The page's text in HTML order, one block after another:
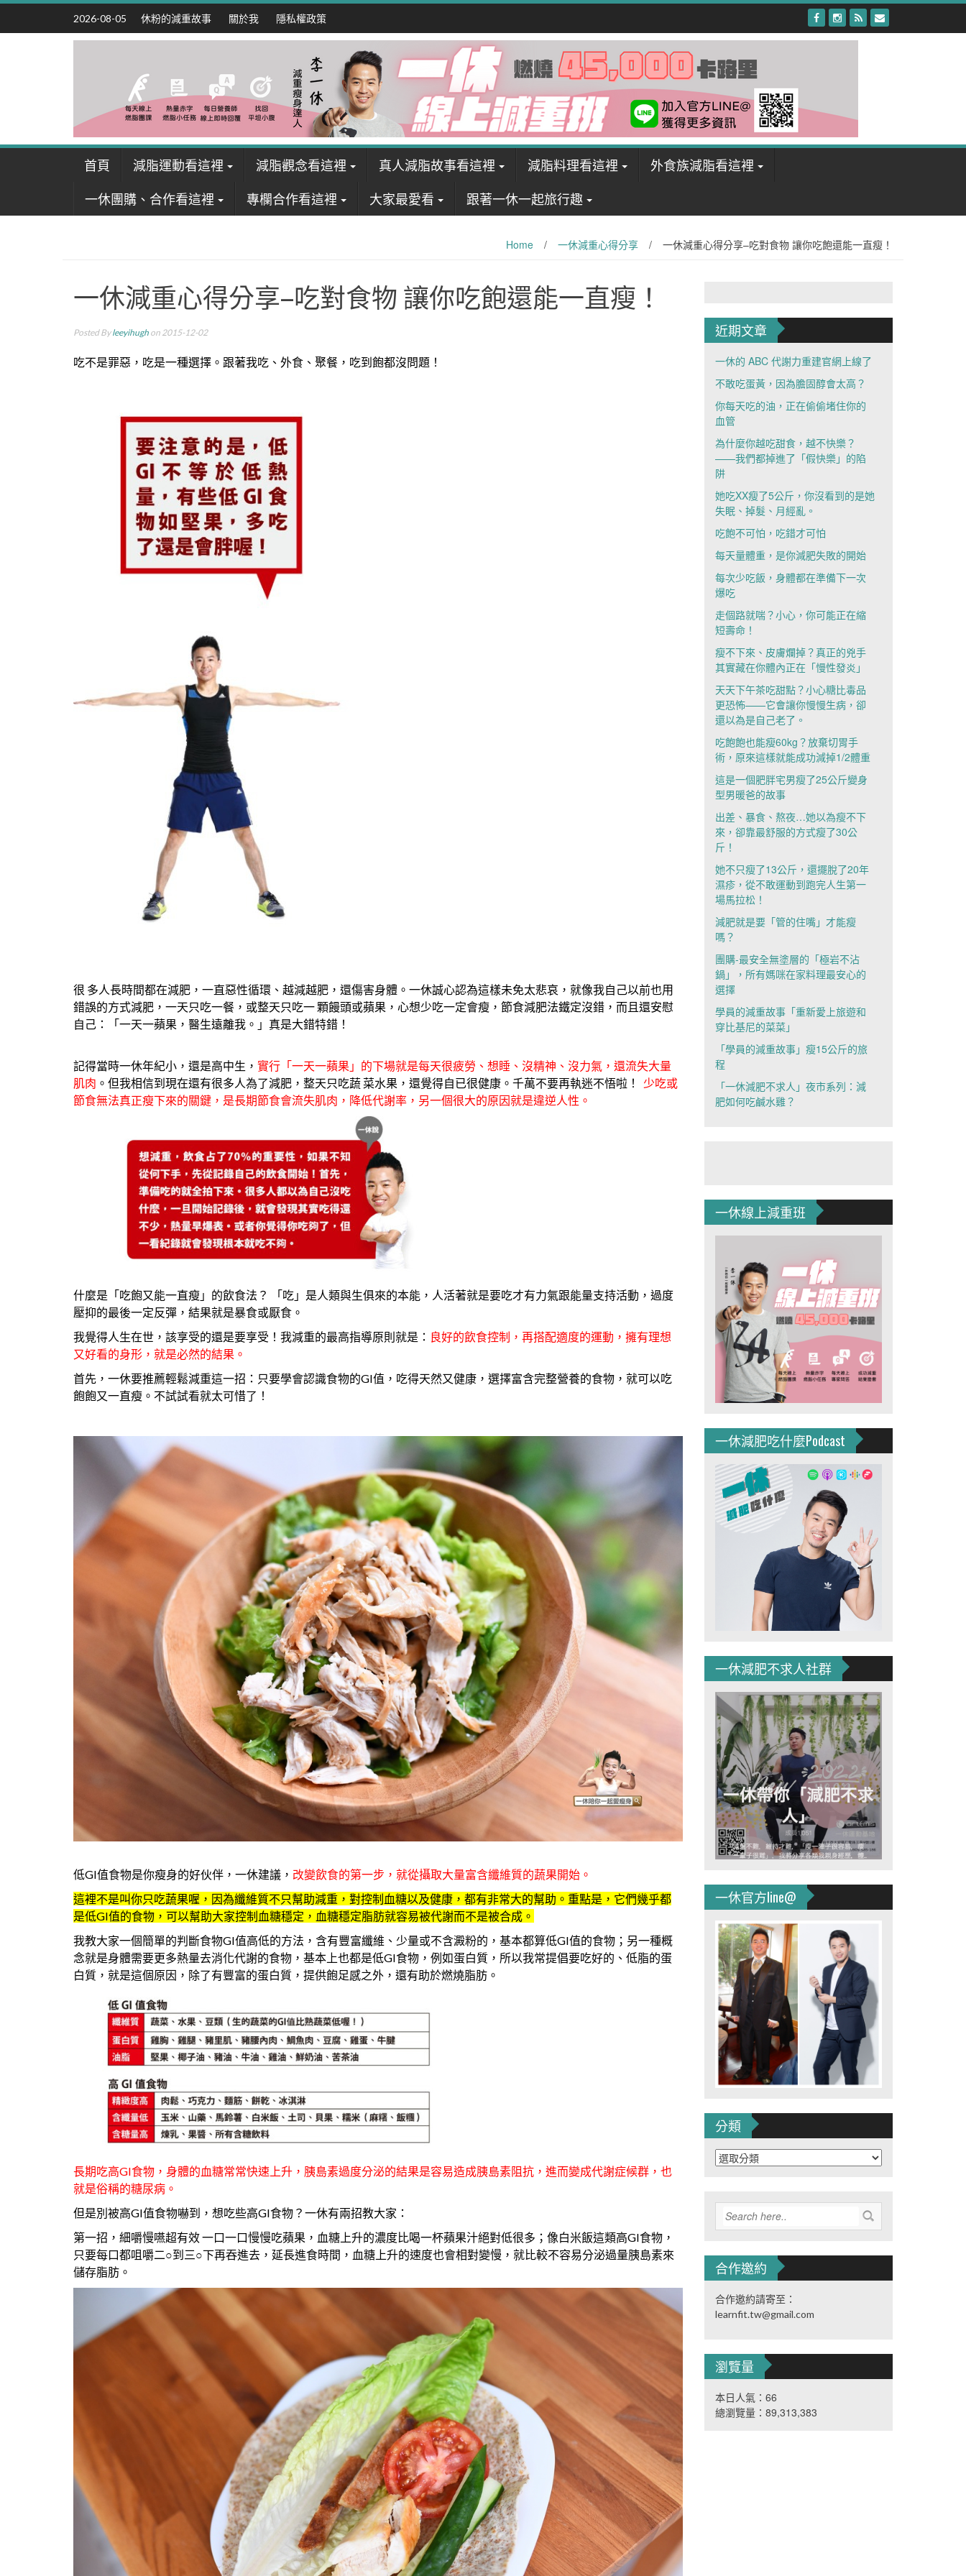
Skip
content
2026-08-05 休粉的減重故事 關於我 隱私權政策
首頁 減脂運動看這裡 減脂觀念看這裡 真人減脂故事看這裡 減脂料理看這裡
外食族減脂看這裡
一休團購、合作看這裡
專欄合作看這裡 大家最愛看 跟著一休一起旅行趣
Home / 一休減重心得分享 / 一休減重心得分享–吃對食物 讓你吃飽還能一直瘦！
一休減重心得分享–吃對食物 讓你吃飽還能一直瘦！
Posted Byleeyihugh on 2015-12-02
吃不是罪惡，吃是一種選擇。跟著我吃、外食、聚餐，吃到飽都沒問題！
很 多人長時間都在減肥，一直惡性循環、越減越肥，還傷害身體。一休誠心認為這樣未免太悲哀，就像我自己以前也用
錯誤的方式減肥，一天只吃一餐，或整天只吃一 顆饅頭或蘋果，心想少吃一定會瘦，節食減肥法鐵定沒錯，而且還安慰
自己：「一天一蘋果，醫生遠離我。」真是大錯特錯！
記得當時一休年紀小，還是高中生， 實行「一天一蘋果」的下場就是每天很疲勞、想睡、沒精神、沒力氣，還流失大量
肌肉 。但我相信到現在還有很多人為了減肥，整天只吃蔬 菜水果，還覺得自已很健康。千萬不要再執迷不悟啦！ 少吃或
節食無法真正瘦下來的關鍵，是長期節食會流失肌肉，降低代謝率，另一個很大的原因就是違逆人性。
什麼是「吃飽又能一直瘦」的飲食法？ 「吃」是人類與生俱來的本能，人活著就是要吃才有力氣跟能量支持活動，過度
壓抑的最後一定反彈，結果就是暴食或厭食。
我覺得人生在世，該享受的還是要享受！我減重的最高指導原則就是： 良好的飲食控制，再搭配適度的運動，擁有理想
又好看的身形，就是必然的結果。
首先，一休要推薦輕鬆減重這一招：只要學會認識食物的GI值，吃得天然又健康，選擇富含完整營養的食物，就可以吃
飽飽又一直瘦。不試試看就太可惜了！
低GI值食物是你瘦身的好伙伴，一休建議， 改變飲食的第一步，就從攝取大量富含纖維質的蔬果開始。
這裡不是叫你只吃蔬果喔，因為纖維質不只幫助減重，對控制血糖以及健康，都有非常大的幫助。重點是，它們幾乎都
是低GI值的食物，可以幫助大家控制血糖穩定，血糖穩定脂肪就容易被代謝而不是被合成。
我教大家一個簡單的判斷食物GI值高低的方法，含有豐富纖維、少量或不含澱粉的，基本都算低GI值的食物；另一種概
念就是身體需要更多熱量去消化代謝的食物，基本上也都是低GI食物，例如蛋白質，所以我常提倡要吃好的、低脂的蛋
白質，就是這個原因，除了有豐富的蛋白質，提供飽足感之外，還有助於燃燒脂肪。
長期吃高GI食物，身體的血糖常常快速上升，胰島素過度分泌的結果是容易造成胰島素阻抗，進而變成代謝症候群，也
就是俗稱的糖尿病。
但是別被高GI值食物嚇到，想吃些高GI食物？一休有兩招教大家：
第一招，細嚼慢嚥超有效 一口一口慢慢吃蘋果，血糖上升的濃度比喝一杯蘋果汁絕對低很多；像白米飯這類高GI食物，
只要每口都咀嚼二○到三○下再吞進去，延長進食時間，血糖上升的速度也會相對變慢，就比較不容易分泌過量胰島素來
儲存脂肪。
近期文章
一休的 ABC 代謝力重建官網上線了
不敢吃蛋黃，因為膽固醇會太高？
你每天吃的油，正在偷偷堵住你的
血管
為什麼你越吃甜食，越不快樂？
——我們都掉進了「假快樂」的陷
阱
她吃XX瘦了5公斤，你沒看到的是她
失眠、掉髮、月經亂。
吃飽不可怕，吃錯才可怕
每天量體重，是你減肥失敗的開始
每次少吃飯，身體都在準備下一次
爆吃
走個路就喘？小心，你可能正在縮
短壽命！
瘦不下來、皮膚爛掉？真正的兇手
其實藏在你體內正在「慢性發炎」
天天下午茶吃甜點？小心糖比毒品
更恐怖——它會讓你慢慢生病，卻
還以為是自己老了。
吃飽飽也能瘦60kg？放棄切胃手
術，原來這樣就能成功減掉1/2體重
這是一個肥胖宅男瘦了25公斤變身
型男暖爸的故事
出差、暴食、熬夜…她以為瘦不下
來，卻靠最舒服的方式瘦了30公
斤！
她不只瘦了13公斤，還擺脫了20年
濕疹，從不敢運動到跑完人生第一
場馬拉松！
減肥就是要「管的住嘴」才能瘦
嗎？
團購-最安全無塗層的「極岩不沾
鍋」，所有媽咪在家料理最安心的
選擇
學員的減重故事「重新愛上旅遊和
穿比基尼的菜菜」
「學員的減重故事」瘦15公斤的旅
程
「一休減肥不求人」夜市系列：減
肥如何吃鹹水雞？
一休線上減重班
一休減肥吃什麼Podcast
一休減肥不求人社群
一休官方line@
分類
分
類
合作邀約
合作邀約請寄至：
learnfit.tw@gmail.com
瀏覽量
本日人氣：66
總瀏覽量：89,313,383